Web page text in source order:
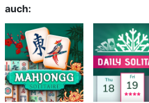
auch: